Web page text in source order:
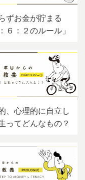
ずお金が貯まる
６：２のルール」
、心理的に自立し
ってどんなもの？